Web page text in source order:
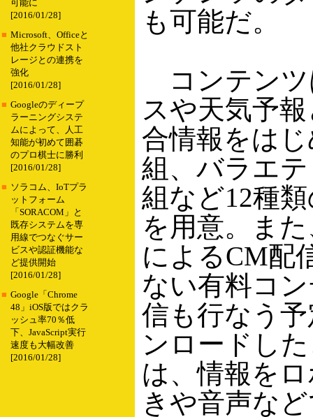
可能に
[2016/01/28]
■ Microsoft、Officeと
他社クラウドスト
レージとの連携を
強化
[2016/01/28]
■ Googleのディープ
ラーニングシステ
ムによって、人工
知能が初めて囲碁
のプロ棋士に勝利
[2016/01/28]
■ ソラコム、IoTプラ
ットフォーム
「SORACOM」と
既存システムを専
用線でつなぐサー
ビスや認証機能な
ど提供開始
[2016/01/28]
■ Google「Chrome
48」iOS版ではクラ
ッシュ率70％低
下、JavaScript実行
速度も大幅改善
[2016/01/28]
も可能だ。
コンテンツ
スや天気予
合情報をは
組、バラエ
組など12種
を用意。ま
によるCM配
ない有料コ
信も行なう
ンロードし
は、情報を
きや音声な